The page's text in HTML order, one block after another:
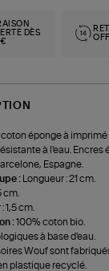
DÈS
coton éponge à
à l'eau. Encres
Espagne.
:
Longueur : 21 cm.
cm.
1,5 cm.
:100% coton bio.
à base d'eau.
Wouf sont
plastique recyclé.